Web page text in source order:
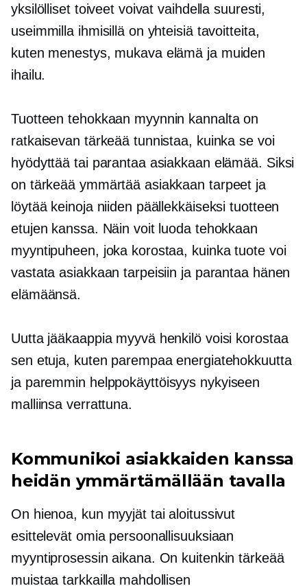
yksilölliset toiveet voivat vaihdella suuresti,
useimmilla ihmisillä on yhteisiä tavoitteita,
kuten menestys, mukava elämä ja muiden
ihailu.
Tuotteen tehokkaan myynnin kannalta on
ratkaisevan tärkeää tunnistaa, kuinka se voi
hyödyttää tai parantaa asiakkaan elämää. Siksi
on tärkeää ymmärtää asiakkaan tarpeet ja
löytää keinoja niiden päällekkäiseksi tuotteen
etujen kanssa. Näin voit luoda tehokkaan
myyntipuheen, joka korostaa, kuinka tuote voi
vastata asiakkaan tarpeisiin ja parantaa hänen
elämäänsä.
Uutta jääkaappia myyvä henkilö voisi korostaa
sen etuja, kuten parempaa energiatehokkuutta
ja paremmin helppokäyttöisyys nykyiseen
malliinsa verrattuna.
Kommunikoi asiakkaiden kanssa
heidän ymmärtämällään tavalla
On hienoa, kun myyjät tai aloitussivut
esittelevät omia persoonallisuuksiaan
myyntiprosessin aikana. On kuitenkin tärkeää
muistaa tarkkailla mahdollisen